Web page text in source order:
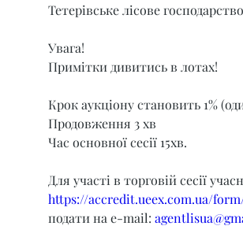
Тетерівське лісове
Увага!
Примітки дивитись в лотах!
Крок аукціону становить 1%
Продовження 3 хв
Час основної сесії 15хв.
Для участі в торговій сесії
https://accredit.ueex.com.ua/
подати на e-mail: